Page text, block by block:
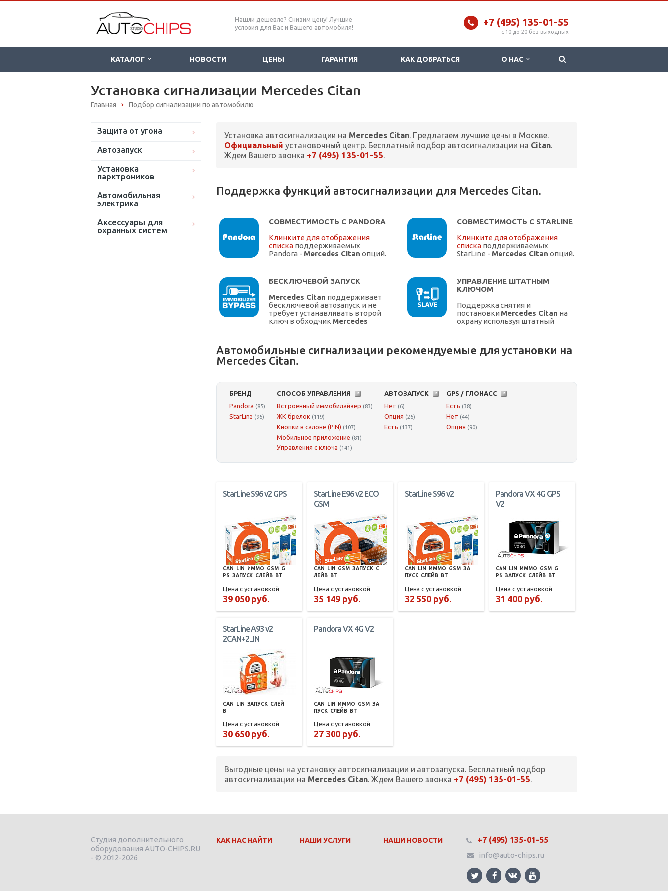
Нашли дешевле? Снизим цену! Лучшие
условия для Вас и Вашего автомобиля!
+7 (495) 135-01-55
c 10 до 20 без выходных
КАТАЛОГ НОВОСТИ ЦЕНЫ ГАРАНТИЯ КАК ДОБРАТЬСЯ О НАС
Установка сигнализации Mercedes Citan
Главная Подбор сигнализации по автомобилю
Защита от угона
Автозапуск
Установка
парктроников
Автомобильная
электрика
Аксессуары для
охранных систем
Установка автосигнализации на Mercedes Citan. Предлагаем лучшие цены в Москве.
Официальный установочный центр. Бесплатный подбор автосигнализации на Citan.
Ждем Вашего звонка +7 (495) 135-01-55.
Поддержка функций автосигнализации для Mercedes Citan.
СОВМЕСТИМОСТЬ С PANDORA
Клинките для отображения
списка поддерживаемых
Pandora - Mercedes Citan опций.
СОВМЕСТИМОСТЬ С STARLINE
Клинките для отображения
списка поддерживаемых
StarLine - Mercedes Citan опций.
БЕСКЛЮЧЕВОЙ ЗАПУСК
Mercedes Citan поддерживает
бесключевой автозапуск и не
требует устанавливать второй
ключ в обходчик Mercedes
УПРАВЛЕНИЕ ШТАТНЫМ
КЛЮЧОМ
Поддержка снятия и
постановки Mercedes Citan на
охрану используя штатный
Автомобильные сигнализации рекомендуемые для установки на
Mercedes Citan.
БРЕНД
Pandora (85)
StarLine (96)
СПОСОБ УПРАВЛЕНИЯ
Встроенный иммобилайзер (83)
ЖК брелок (119)
Кнопки в салоне (PIN) (107)
Мобильное приложение (81)
Управления с ключа (141)
АВТОЗАПУСК
Нет (6)
Опция (26)
Есть (137)
GPS / ГЛОНАСС
Есть (38)
Нет (44)
Опция (90)
StarLine S96 v2 GPS
CAN LIN ИММО GSM G
PS ЗАПУСК СЛЕЙВ BT
Цена с установкой
39 050 руб.
StarLine E96 v2 ECO
GSM
CAN LIN GSM ЗАПУСК С
ЛЕЙВ
BT
Цена с установкой
35 149 руб.
StarLine S96 v2
CAN LIN ИММО GSM ЗА
ПУСК СЛЕЙВ BT
Цена с установкой
32 550 руб.
Pandora VX 4G GPS
V2
CAN LIN ИММО GSM G
PS ЗАПУСК СЛЕЙВ BT
Цена с установкой
31 400 руб.
StarLine A93 v2
2CAN+2LIN
CAN LIN ЗАПУСК СЛЕЙ
В
Цена с установкой
30 650 руб.
Pandora VX 4G V2
CAN LIN ИММО GSM ЗА
ПУСК СЛЕЙВ BT
Цена с установкой
27 300 руб.
Выгодные цены на установку автосигнализации и автозапуска. Бесплатный подбор
автосигнализации на Mercedes Citan. Ждем Вашего звонка +7 (495) 135-01-55.
Студия дополнительного
оборудования AUTO-CHIPS.RU
- © 2012-2026
КАК НАС НАЙТИ НАШИ УСЛУГИ НАШИ НОВОСТИ +7 (495) 135-01-55
info@auto-chips.ru